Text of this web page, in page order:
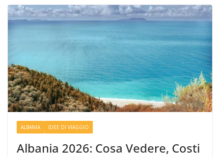
ALBANIA IDEE DI VIAGGIO
Albania 2026: Cosa Vedere, Costi